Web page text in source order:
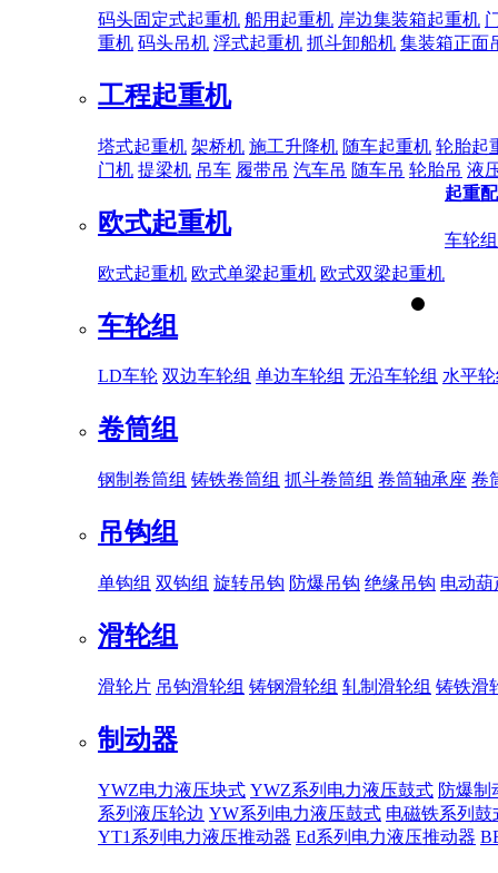
码头固定式起重机 船用起重机 岸边集装箱起重机
重机 码头吊机 浮式起重机 抓斗卸船机 集装箱正面
工程起重机
塔式起重机 架桥机 施工升降机 随车起重机 轮胎起
门机 提梁机 吊车 履带吊 汽车吊 随车吊 轮胎吊 液
欧式起重机
欧式起重机 欧式单梁起重机 欧式双梁起重机
起重
车轮组
车轮组
LD车轮 双边车轮组 单边车轮组 无沿车轮组 水平
卷筒组
钢制卷筒组 铸铁卷筒组 抓斗卷筒组 卷筒轴承座 卷
吊钩组
单钩组 双钩组 旋转吊钩 防爆吊钩 绝缘吊钩 电动
滑轮组
滑轮片 吊钩滑轮组 铸钢滑轮组 轧制滑轮组 铸铁滑
制动器
YWZ电力液压块式 YWZ系列电力液压鼓式 防爆制
系列液压轮边 YW系列电力液压鼓式 电磁铁系列鼓
YT1系列电力液压推动器 Ed系列电力液压推动器